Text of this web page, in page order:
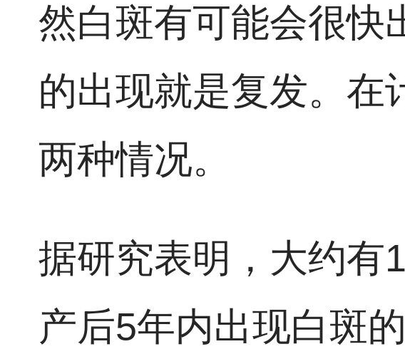
然白斑有可能会很快
的出现就是复发。在
两种情况。
据研究表明，大约有
产后5年内出现白斑